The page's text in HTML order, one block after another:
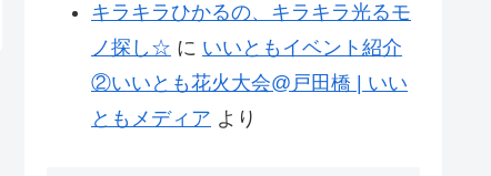
キラキラひかるの、キラキラ光るモ
ノ探し☆ に いいともイベント紹介
②いいとも花火大会@戸田橋 | いい
ともメディア より